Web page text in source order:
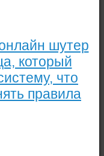
шутер
который
что
правила